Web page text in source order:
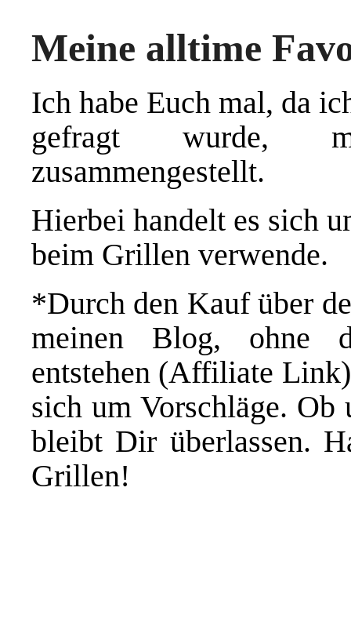
Meine alltime
Ich habe Euch mal, da
gefragt wurde,
zusammengestellt.
Hierbei handelt es sich
beim Grillen verwende.
*Durch den Kauf über
meinen Blog, ohne
entstehen (Affiliate
sich um Vorschläge.
bleibt Dir überlassen.
Grillen!